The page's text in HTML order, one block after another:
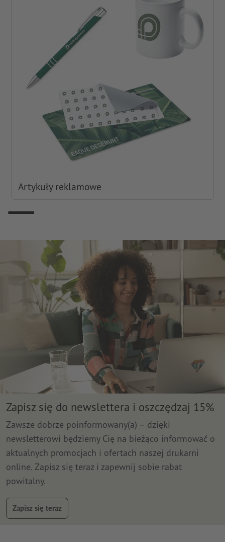
Artykuły reklamowe
Zapisz się do newslettera i oszczędzaj 15%
Zawsze dobrze poinformowany(a) – dzięki
newsletterowi będziemy Cię na bieżąco informować o
aktualnych promocjach i ofertach naszej drukarni
online. Zapisz się teraz i zapewnij sobie rabat
powitalny.
Zapisz się teraz